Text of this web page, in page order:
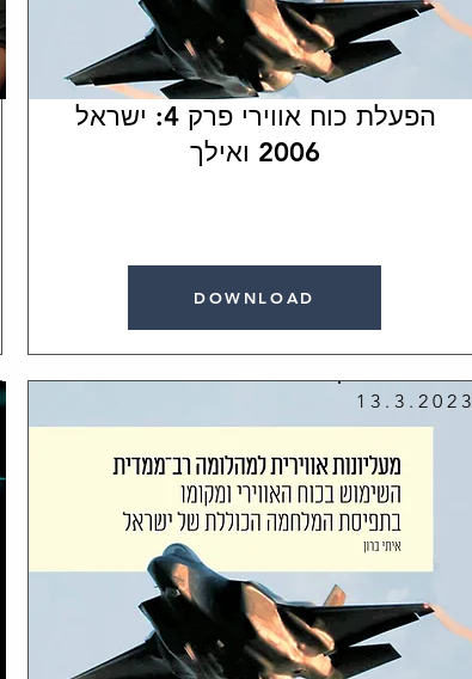
הפעלת כוח אווירי פרק 4: ישראל
2006 ואילך
DOWNLOAD
13.3.2023